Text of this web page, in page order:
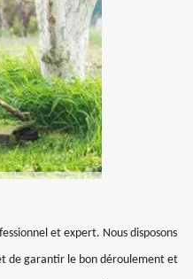
et expert. Nous disposons
de garantir le bon déroulement et